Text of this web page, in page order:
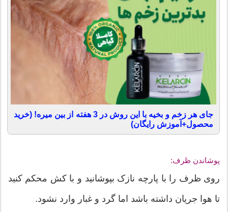
جای هر زخم و بخیه با این روش در 3 هفته از بین میره! (خرید
محصول+آموزش رایگان)
پوشاندن ظرف:
روی ظرف را با پارچه نازک بپوشانید و با کش محکم کنید
تا هوا جریان داشته باشد اما گرد و غبار وارد نشود.